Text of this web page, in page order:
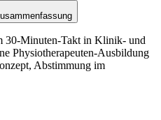
30-Minuten-Takt in Klinik- und
Physiotherapeuten-Ausbildung
Abstimmung im